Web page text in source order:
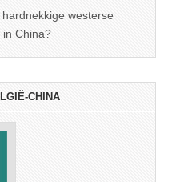
westerse
in China?
CHINA